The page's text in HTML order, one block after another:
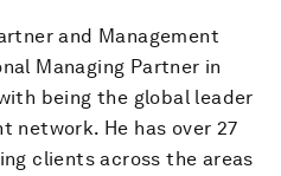
and Management
Managing Partner in
being the global leader
network. He has over 27
clients across the areas